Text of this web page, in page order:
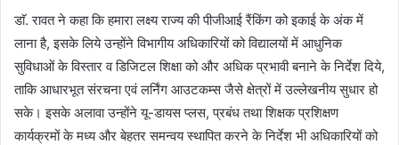
डाॅ. रावत ने कहा कि हमारा लक्ष्य राज्य की पीजीआई रैंकिंग को इकाई के अंक में
लाना है, इसके लिये उन्होंने विभागीय अधिकारियों को विद्यालयों में आधुनिक
सुविधाओं के विस्तार व डिजिटल शिक्षा को और अधिक प्रभावी बनाने के निर्देश दिये,
ताकि आधारभूत संरचना एवं लर्निंग आउटकम्स जैसे क्षेत्रों में उल्लेखनीय सुधार हो
सके। इसके अलावा उन्होंने यू-डायस प्लस, प्रबंध तथा शिक्षक प्रशिक्षण
कार्यक्रमों के मध्य और बेहतर समन्वय स्थापित करने के निर्देश भी अधिकारियों को